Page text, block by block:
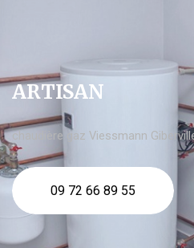
ARTISAN
chaudière gaz Viessmann
09 72 66 89 55